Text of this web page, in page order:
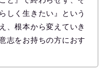
しく生きたい』という
、根本から変えていき
志をお持ちの方におす